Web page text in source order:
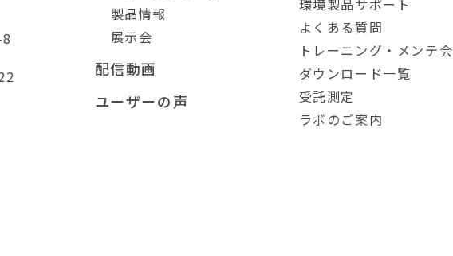
製品情報
展示会
配信動画
ユーザーの声
環境製品サポート
よくある質問
トレーニング・メンテ会
ダウンロード一覧
受託測定
ラボのご案内